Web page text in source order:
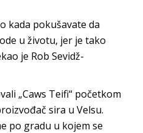
kada pokušavate da
u životu, jer je tako
je Rob Sevidž-
„Caws Teifi“ početkom
sira u Velsu.
po gradu u kojem se